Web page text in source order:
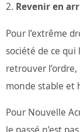
Revenir en
Pour l’extrême
société de ce
retrouver
monde stable et
Pour Nouvelle